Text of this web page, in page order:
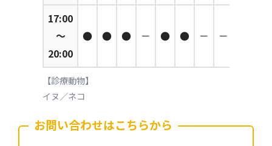
17:00
～
20:00
● ● ● － ● ● － －
【診療動物】
イヌ／ネコ
お問い合わせはこちらから